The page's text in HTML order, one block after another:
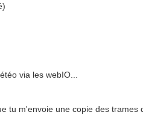
via les webIO...
tu m'envoie une copie des